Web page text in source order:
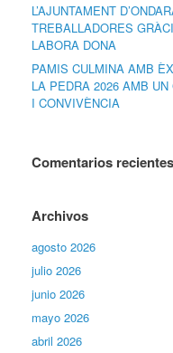
L’AJUNTAMENT
TREBALLADORES
LABORA DONA
PAMIS CULMINA AMB
LA PEDRA 2026 AMB
I CONVIVÈNCIA
Comentarios recientes
Archivos
agosto 2026
julio 2026
junio 2026
mayo 2026
abril 2026